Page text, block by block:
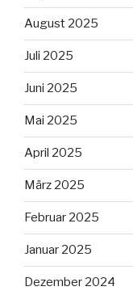
August 2025
Juli 2025
Juni 2025
Mai 2025
April 2025
März 2025
Februar 2025
Januar 2025
Dezember 2024